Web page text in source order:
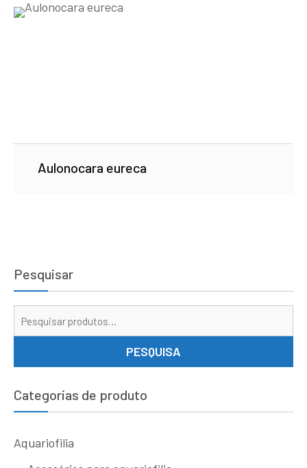
Aulonocara eureca
Pesquisar
PESQUISA
Categorias de produto
Aquariofilia